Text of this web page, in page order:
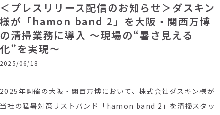
＜プレスリリース配信のお知らせ＞ダスキン
様が「hamon band 2」を大阪・関西万博
の清掃業務に導入 ～現場の“暑さ見える
化”を実現～
2025/06/18
2025年開催の大阪・関西万博において、株式会社ダスキン様が
当社の猛暑対策リストバンド「hamon band 2」を清掃スタッ